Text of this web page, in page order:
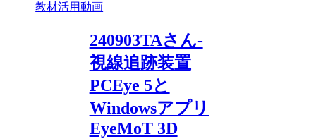
教材活用動画
240903TAさん-
視線追跡装置
PCEye 5と
Windowsアプリ
EyeMoT 3D